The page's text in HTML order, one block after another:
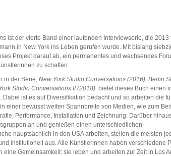
ist der vierte Band einer laufenden Interviewserie, die 2013
in New York ins Leben gerufen wurde. Mit bislang
Projekt darauf ab, ein permanentes und wachsendes
zu schaffen.
in der Serie, New York Studio Conversations (2016), Berlin
Studio Conversations II (2018), bietet dieses Buch einen
Dabei ist es auf Diversifikation bedacht und so arbeiten die
einer bewusst weiten Spannbreite von Medien, wie zum
Performance, Installation und Zeichnung. Darüber
an und genießen einen unterschiedlichen
hauptsächlich in den USA arbeiten, stellen die meisten
institutionell aus. Alle Künstlerinnen haben verschiedene
eine Gemeinsamkeit: sie leben und arbeiten zur Zeit in Los